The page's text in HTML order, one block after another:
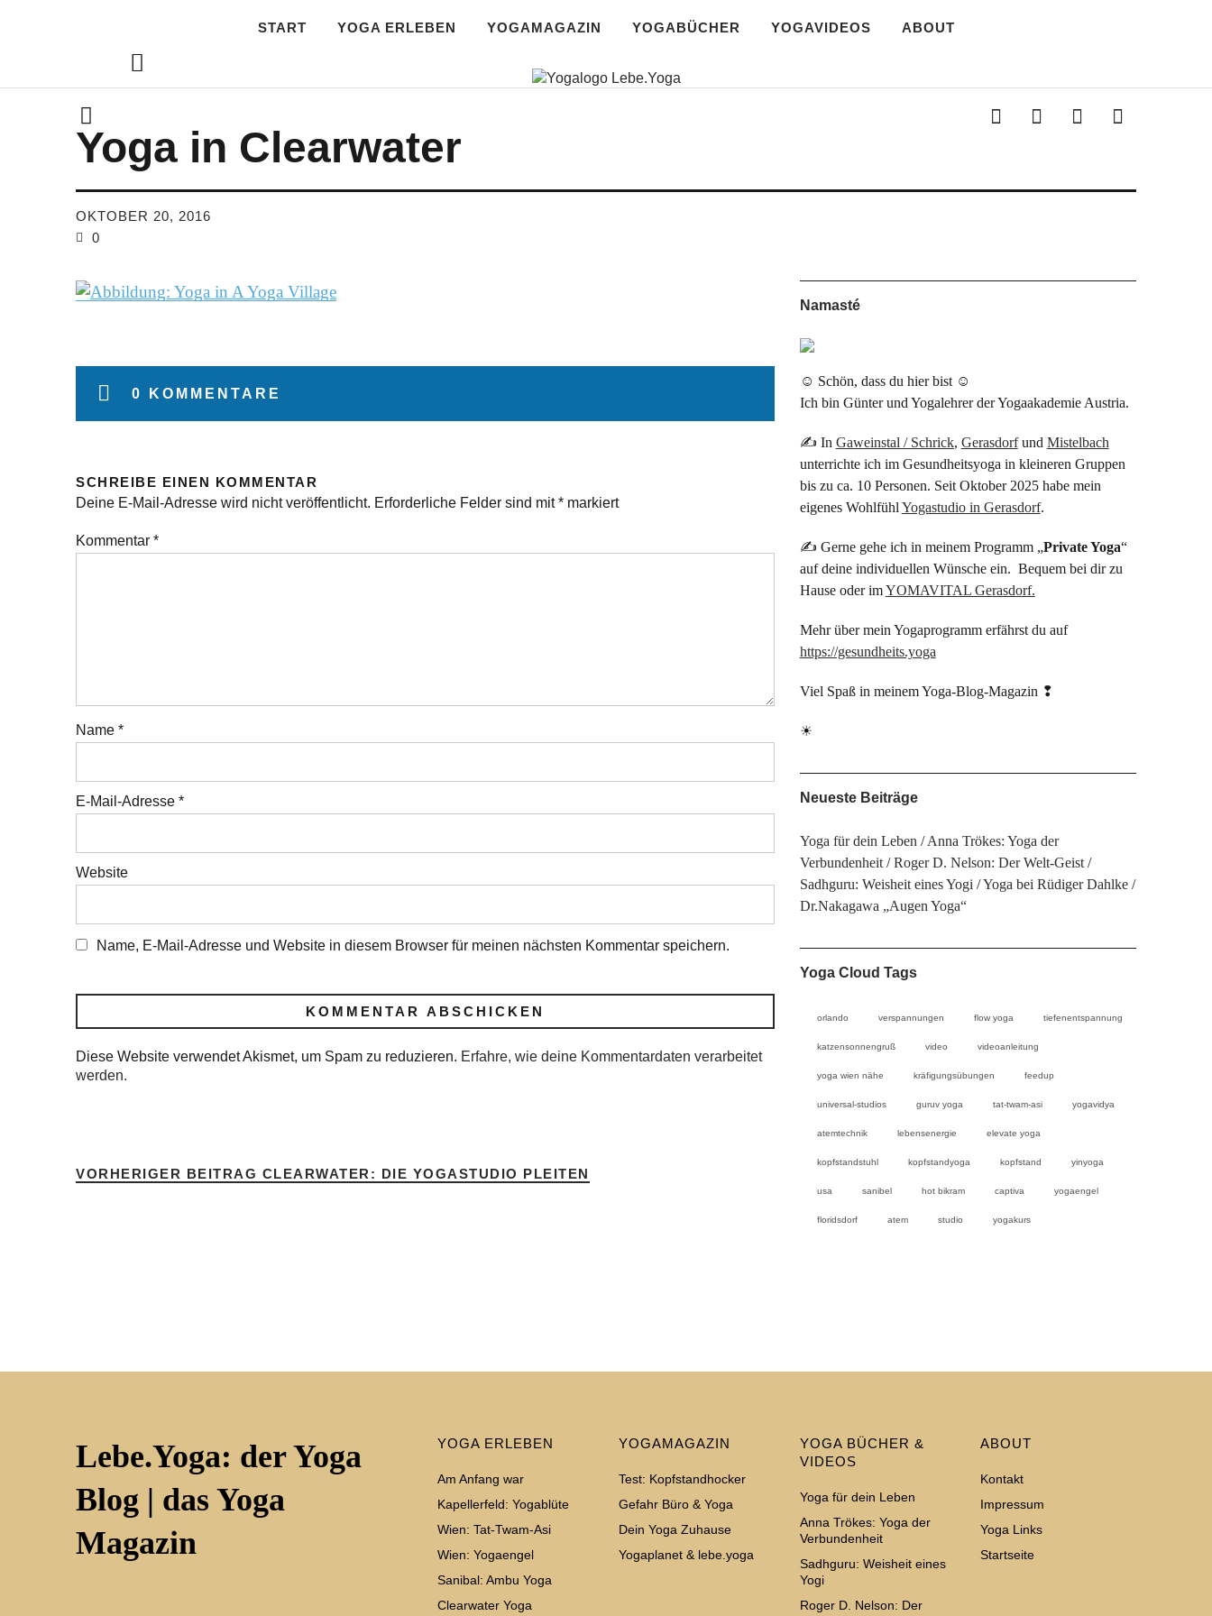
START YOGA ERLEBEN YOGAMAGAZIN YOGABÜCHER YOGAVIDEOS ABOUT
Lebe.Yoga: der Yoga Blog | das Yoga Magazin
Yoga in Clearwater
OKTOBER 20, 2016
0
0 KOMMENTARE
SCHREIBE EINEN KOMMENTAR
Deine E-Mail-Adresse wird nicht veröffentlicht. Erforderliche Felder sind mit* markiert
Kommentar *
Name *
E-Mail-Adresse *
Website
Name, E-Mail-Adresse und Website in diesem Browser für meinen nächsten Kommentar speichern.
Diese Website verwendet Akismet, um Spam zu reduzieren. Erfahre, wie deine Kommentardaten verarbeitet
werden.
VORHERIGER BEITRAG CLEARWATER: DIE YOGASTUDIO PLEITEN
Namasté
☺ Schön, dass du hier bist ☺
Ich bin Günter und Yogalehrer der Yogaakademie Austria.
✍ In Gaweinstal / Schrick, Gerasdorfund Mistelbach
unterrichte ich im Gesundheitsyoga in kleineren Gruppen
bis zu ca. 10 Personen. Seit Oktober 2025 habe mein
eigenes Wohlfühl Yogastudio in Gerasdorf.
✍ Gerne gehe ich in meinem Programm „Private Yoga“
auf deine individuellen Wünsche ein. Bequem bei dir zu
Hause oder imYOMAVITAL Gerasdorf.
Mehr über mein Yogaprogramm erfährst du auf
https://gesundheits.yoga
Viel Spaß in meinem Yoga-Blog-Magazin ❢
☀
Neueste Beiträge
Yoga für dein Leben
Anna Trökes: Yoga der
Verbundenheit
Roger D. Nelson: Der Welt-Geist
Sadhguru: Weisheit eines Yogi
Yoga bei Rüdiger Dahlke
Dr.Nakagawa „Augen Yoga“
Yoga Cloud Tags
orlando verspannungen flow yoga tiefenentspannung
katzensonnengruß video videoanleitung
yoga wien nähe kräfigungsübungen feedup
universal-studios guruv yoga tat-twam-asi yogavidya
atemtechnik lebensenergie elevate yoga
kopfstandstuhl kopfstandyoga kopfstand yinyoga
usa sanibel hot bikram captiva yogaengel
floridsdorf atem studio yogakurs
Lebe.Yoga: der Yoga
Blog | das Yoga
Magazin
YOGA ERLEBEN
Am Anfang war
Kapellerfeld: Yogablüte
Wien: Tat-Twam-Asi
Wien: Yogaengel
Sanibal: Ambu Yoga
Clearwater Yoga
YOGAMAGAZIN
Test: Kopfstandhocker
Gefahr Büro & Yoga
Dein Yoga Zuhause
Yogaplanet & lebe.yoga
YOGA BÜCHER &
VIDEOS
Yoga für dein Leben
Anna Trökes: Yoga der
Verbundenheit
Sadhguru: Weisheit eines
Yogi
Roger D. Nelson: Der
ABOUT
Kontakt
Impressum
Yoga Links
Startseite